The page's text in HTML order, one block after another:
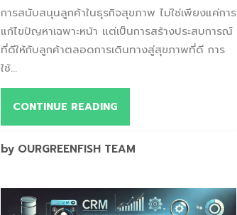
การสนับสนุนลูกค้าในธุรกิจสุขภาพ ไม่ใช่เพียงแค่การ
แก้ไขปัญหาเฉพาะหน้า แต่เป็นการสร้างประสบการณ์
ที่ดีให้กับลูกค้าตลอดการเดินทางสู่สุขภาพที่ดี การ
ใช้...
CONTINUE READING
by OURGREENFISH TEAM